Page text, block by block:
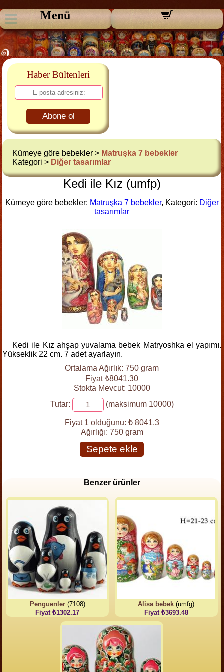
Menü
Haber Bültenleri
Abone ol
Kümeye göre bebekler > Matruşka 7 bebekler
Kategori > Diğer tasarımlar
Kedi ile Kız (umfp)
Kümeye göre bebekler: Matruşka 7 bebekler, Kategori: Diğer
tasarımlar
Kedi ile Kız ahşap yuvalama bebek Matryoshka el yapımı.
Yükseklik 22 cm. 7 adet ayarlayın.
Ortalama Ağırlık: 750 gram
Fiyat ₺8041.30
Stokta Mevcut: 10000
Tutar:
(maksimum 10000)
Fiyat 1 olduğunu: ₺ 8041.3
Ağırlığı: 750 gram
Sepete ekle
Benzer ürünler
Penguenler(7108)
Fiyat ₺1302.17
Alisa bebek (umfg)
Fiyat ₺3693.48